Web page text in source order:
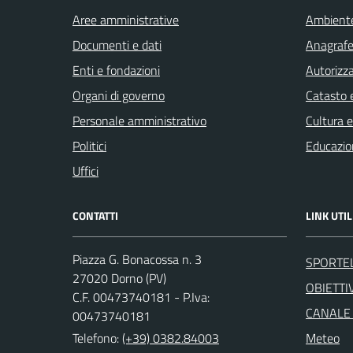
Aree amministrative
Documenti e dati
Enti e fondazioni
Organi di governo
Personale amministrativo
Politici
Uffici
Catasto
Cultura
CONTATTI
Piazza G. Bonacossa n. 3
27020 Dorno (PV)
C.F. 00473740181 - P.Iva:
00473740181
Telefono:(+39) 0382.84003
LINK
Meteo